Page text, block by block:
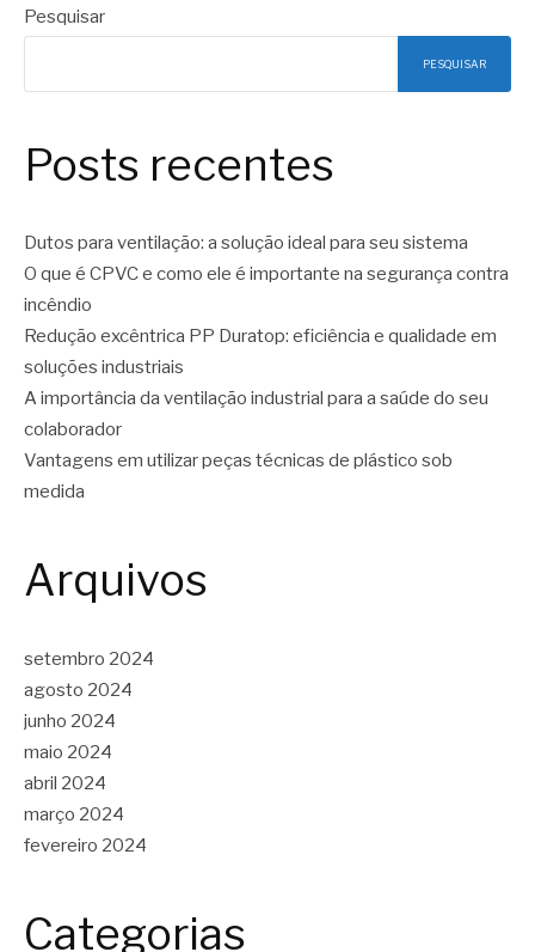
Pesquisar
PESQUISAR
Posts recentes
Dutos para ventilação: a solução ideal para seu sistema
O que é CPVC e como ele é importante na segurança contra
incêndio
Redução excêntrica PP Duratop: eficiência e qualidade em
soluções industriais
A importância da ventilação industrial para a saúde do seu
colaborador
Vantagens em utilizar peças técnicas de plástico sob
medida
Arquivos
setembro 2024
agosto 2024
junho 2024
maio 2024
abril 2024
março 2024
fevereiro 2024
Categorias